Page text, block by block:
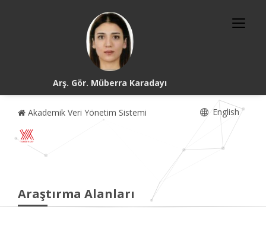
Arş. Gör. Müberra Karadayı
Akademik Veri Yönetim Sistemi English
Araştırma Alanları